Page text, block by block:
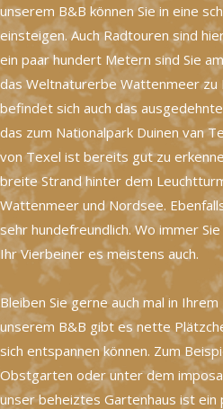
unserem B&B können Sie in eine
einsteigen. Auch Radtouren sind
ein paar hundert Metern sind Sie
das Weltnaturerbe Wattenmeer
befindet sich auch das
das zum Nationalpark Duinen van
von Texel ist bereits gut zu
breite Strand hinter dem
Wattenmeer und Nordsee.
sehr hundefreundlich. Wo immer
Ihr Vierbeiner es meistens auch.
Bleiben Sie gerne auch mal in
unserem B&B gibt es nette
sich entspannen können. Zum
Obstgarten oder unter dem
unser beheiztes Gartenhaus ist